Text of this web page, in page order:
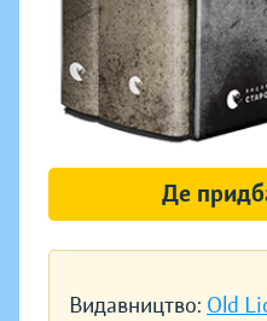
Видавництво: Old
Де